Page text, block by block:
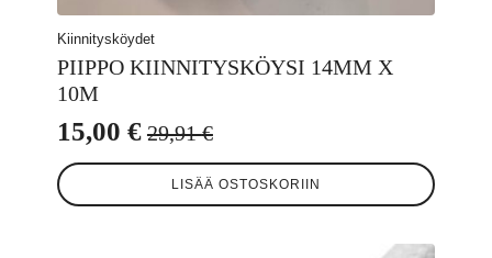
Kiinnitysköydet
PIIPPO KIINNITYSKÖYSI 14MM X
10M
29,91€
Alkuperäinen
hinta
oli:
15,00 €
Nykyinen
hinta
on:
LISÄÄ OSTOSKORIIN